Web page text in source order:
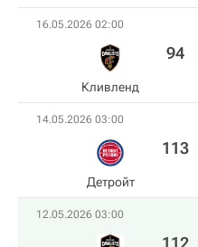
16.05.2026 02:00
Кливленд
94
14.05.2026 03:00
Детройт
113
12.05.2026 03:00
112